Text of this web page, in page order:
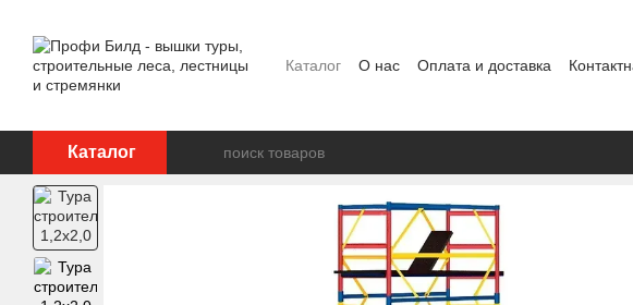
Каталог О нас Оплата и доставка
Каталог